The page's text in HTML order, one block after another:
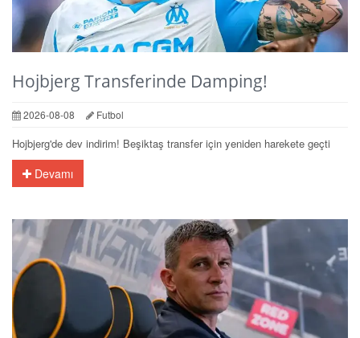
Hojbjerg Transferinde Damping!
2026-08-08 Futbol
Hojbjerg'de dev indirim! Beşiktaş transfer için yeniden harekete geçti
Devamı